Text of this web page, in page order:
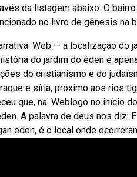
da listagem abaixo. O
no livro de gênesis na
Web — a localização
do jardim do éden é
do cristianismo e do
e síria, próximo aos rios
que, na. Weblogo no início
A palavra de deus nos diz:
eden, é o local onde